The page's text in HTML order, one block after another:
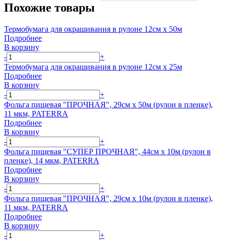
Похожие товары
Термобумага для окрашивания в рулоне 12см х 50м
Подробнее
В корзину
-
+
Термобумага для окрашивания в рулоне 12см х 25м
Подробнее
В корзину
-
+
Фольга пищевая "ПРОЧНАЯ", 29см х 50м (рулон в пленке),
11 мкм, PATERRA
Подробнее
В корзину
-
+
Фольга пищевая "СУПЕР ПРОЧНАЯ", 44см х 10м (рулон в
пленке), 14 мкм, PATERRA
Подробнее
В корзину
-
+
Фольга пищевая "ПРОЧНАЯ", 29см х 10м (рулон в пленке),
11 мкм, PATERRA
Подробнее
В корзину
-
+